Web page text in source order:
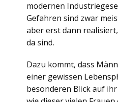
modernen
Gefahren sind zwar
aber erst dann
da sind.
Dazu kommt, dass
einer gewissen
besonderen Blick auf